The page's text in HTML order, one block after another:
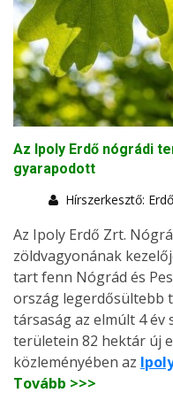
Az Ipoly Erdő nógrádi
gyarapodott
Hírszerkesztő:
Az Ipoly Erdő Zrt.
zöldvagyonának
tart fenn Nógrád és
ország legerdősültebb
társaság az elmúlt 4 év
területein 82 hektár új
közleményében az
Tovább >>>